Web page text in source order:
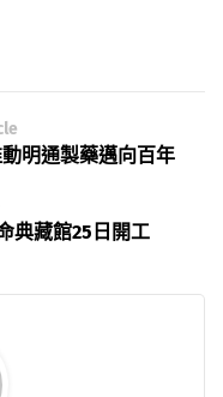
明通製藥邁向百年
典藏館25日開工